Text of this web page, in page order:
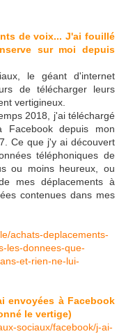
de voix... J'ai fouillé
sur moi depuis
le géant d'internet
de télécharger leurs
vertigineux.
2018, j'ai téléchargé
Facebook depuis mon
Ce que j'y ai découvert
téléphoniques de
ou moins heureux, ou
mes déplacements à
contenues dans mes
achats-deplacements-
les-donnees-que-
et-rien-ne-lui-
envoyées à Facebook
le vertige)
sociaux/facebook/j-ai-